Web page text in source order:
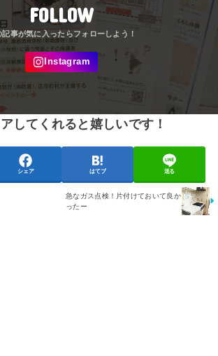
FOLLOW
してくれると嬉しいです！
シェア はてブ 送る
急なガス点検！片付けておいて良か
ったー